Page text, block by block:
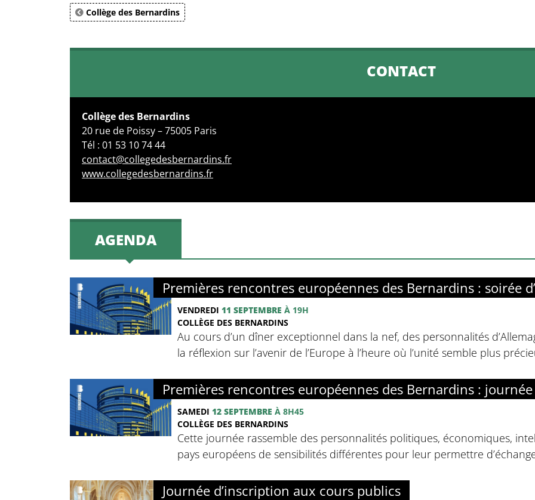
Collège des Bernardins
CONTACT
Collège des Bernardins
20 rue de Poissy – 75005 Paris
Tél : 01 53 10 74 44
contact@collegedesbernardins.fr
www.collegedesbernardins.fr
AGENDA
Premières rencontres européennes des Bernardins : soirée
VENDREDI 11 SEPTEMBRE À 19H
COLLÈGE DES BERNARDINS
Au cours d’un dîner exceptionnel dans la nef, des personnalités
la réflexion sur l’avenir de l’Europe à l’heure où l’unité semble plus
Premières rencontres européennes des Bernardins :
SAMEDI 12 SEPTEMBRE À 8H45
COLLÈGE DES BERNARDINS
Cette journée rassemble des personnalités politiques, économiques,
pays européens de sensibilités différentes pour leur permettre
Journée d’inscription aux cours publics